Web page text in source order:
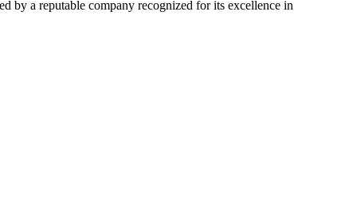
by a reputable company recognized for its excellence in